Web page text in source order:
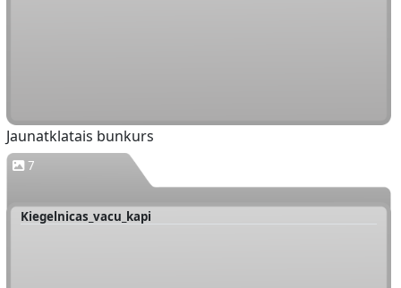
Jaunatklatais bunkurs
7
Kiegelnicas_vacu_kapi